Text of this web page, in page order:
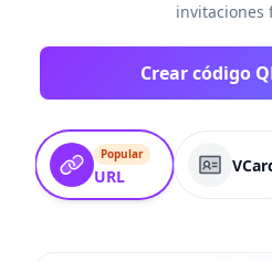
invitaciones
Crear código
Popular
URL